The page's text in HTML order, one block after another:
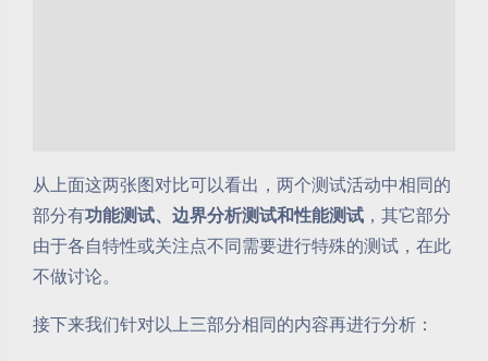
从上面这两张图对比可以看出，两个测试活动中相同的
部分有功能测试、边界分析测试和性能测试 ，其它部分
由于各自特性或关注点不同需要进行特殊的测试，在此
不做讨论。
接下来我们针对以上三部分相同的内容再进行分析：